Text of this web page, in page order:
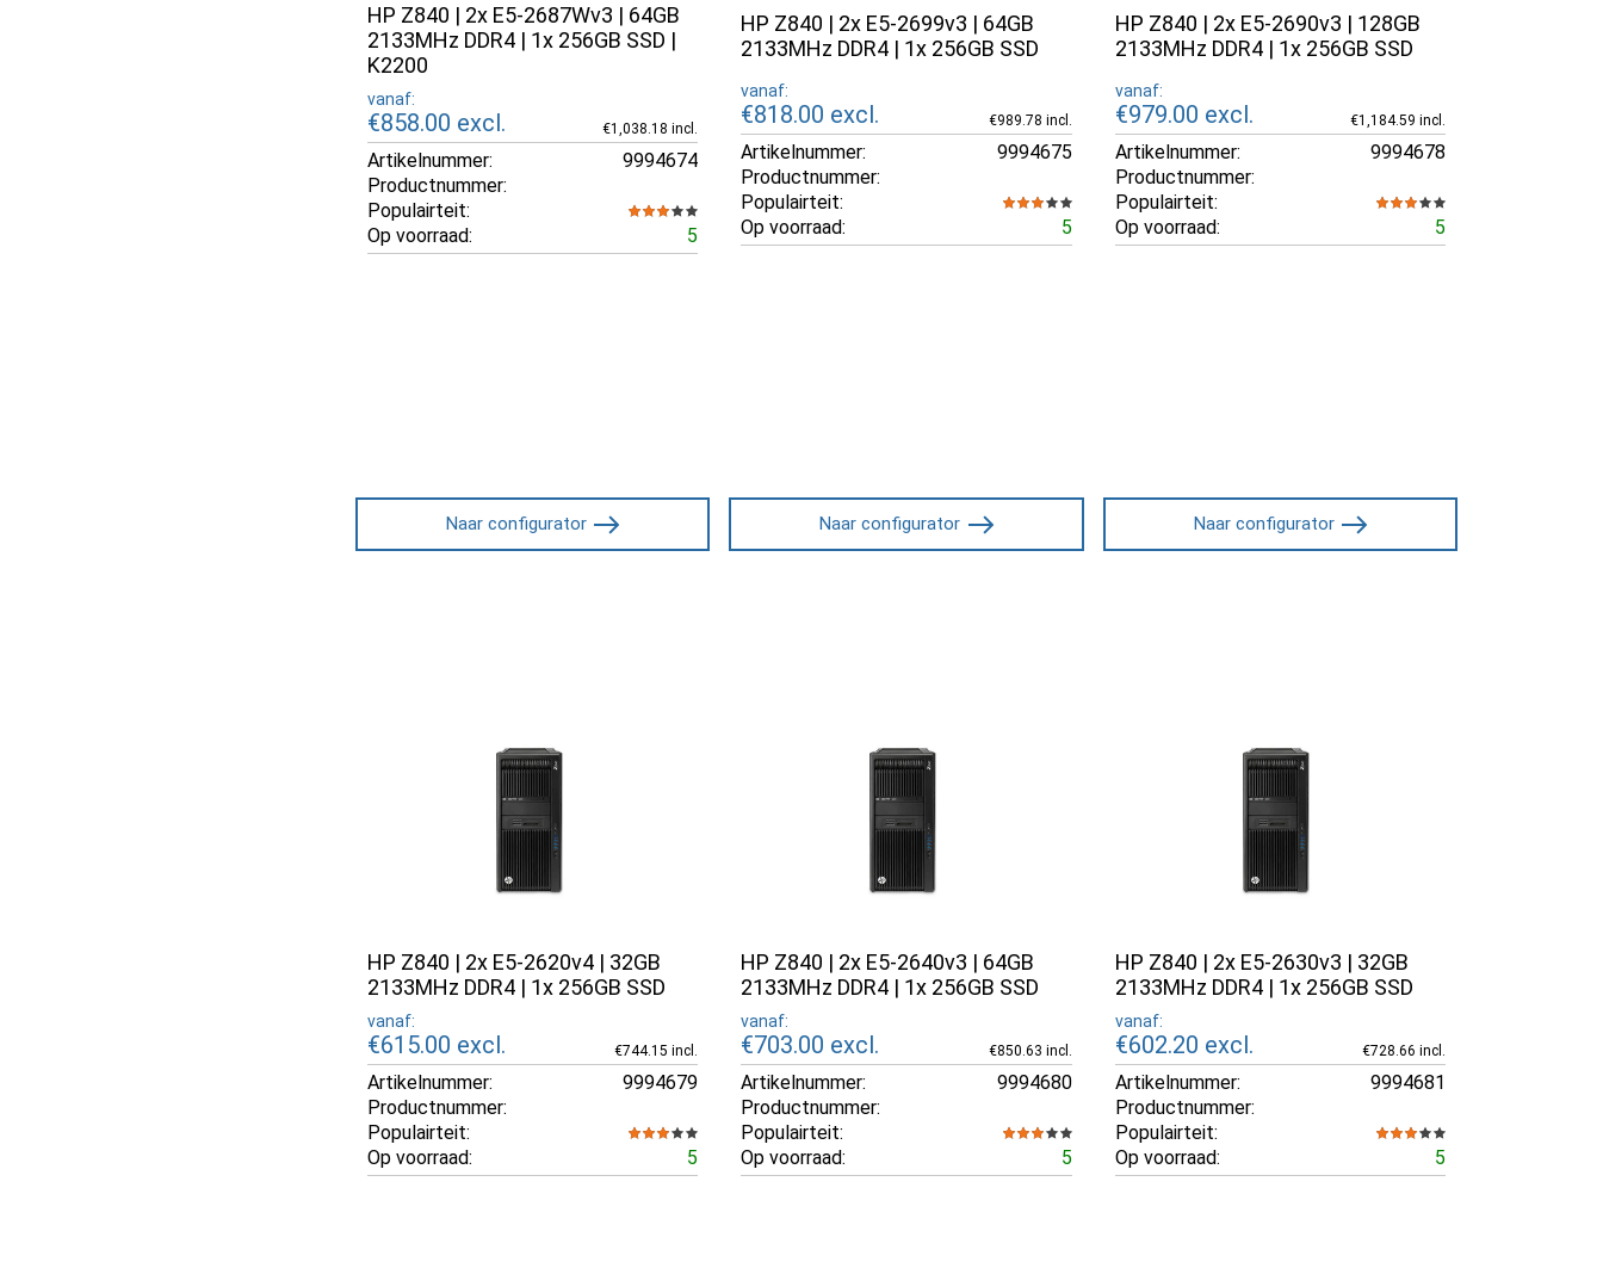
HP Z840 | 2x E5-2687Wv3 | 64GB
2133MHz DDR4 | 1x 256GB SSD |
K2200
vanaf:
€858.00 excl. €1,038.18 incl.
Artikelnummer:
9994674
Productnummer:
Populairteit:
Op voorraad:
5
Naar configurator
HP Z840 | 2x E5-2699v3 | 64GB
2133MHz DDR4 | 1x 256GB SSD
vanaf:
€818.00 excl. €989.78 incl.
Artikelnummer:
9994675
Productnummer:
Populairteit:
Op voorraad:
5
Naar configurator
HP Z840 | 2x E5-2690v3 | 128GB
2133MHz DDR4 | 1x 256GB SSD
vanaf:
€979.00 excl. €1,184.59 incl.
Artikelnummer:
9994678
Productnummer:
Populairteit:
Op voorraad:
5
Naar configurator
HP Z840 | 2x E5-2620v4 | 32GB
2133MHz DDR4 | 1x 256GB SSD
vanaf:
€615.00 excl. €744.15 incl.
Artikelnummer:
9994679
Productnummer:
Populairteit:
Op voorraad:
5
HP Z840 | 2x E5-2640v3 | 64GB
2133MHz DDR4 | 1x 256GB SSD
vanaf:
€703.00 excl. €850.63 incl.
Artikelnummer:
9994680
Productnummer:
Populairteit:
Op voorraad:
5
HP Z840 | 2x E5-2630v3 | 32GB
2133MHz DDR4 | 1x 256GB SSD
vanaf:
€602.20 excl. €728.66 incl.
Artikelnummer:
9994681
Productnummer:
Populairteit:
Op voorraad:
5